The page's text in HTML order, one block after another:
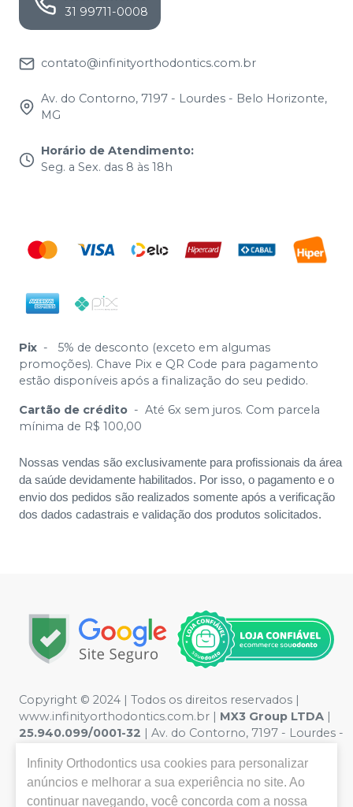
31 99711-0008
contato@infinityorthodontics.com.br
Av. do Contorno, 7197 - Lourdes - Belo Horizonte,
MG
Horário de Atendimento:
Seg. a Sex. das 8 às 18h
Pix -
5% de desconto (exceto em algumas
promoções). Chave Pix e QR Code para pagamento
estão disponíveis após a finalização do seu pedido.
Cartão de crédito - Até 6x sem juros. Com parcela
mínima de R$ 100,00
Nossas vendas são exclusivamente para profissionais da área
da saúde devidamente habilitados. Por isso, o pagamento e o
envio dos pedidos são realizados somente após a verificação
dos dados cadastrais e validação dos produtos solicitados.
Copyright © 2024 | Todos os direitos reservados |
www.infinityorthodontics.com.br | MX3 Group LTDA |
25.940.099/0001-32 | Av. do Contorno, 7197 - Lourdes -
Segurança - Fotos meramente ilustrativas - Os preços e
condições da loja virtual estão sujeitos a alterações. Em
caso de divergência de preços no site, o valor válido é o
Infinity Orthodontics usa cookies para personalizar
anúncios e melhorar a sua experiência no site. Ao
continuar navegando, você concorda com a nossa